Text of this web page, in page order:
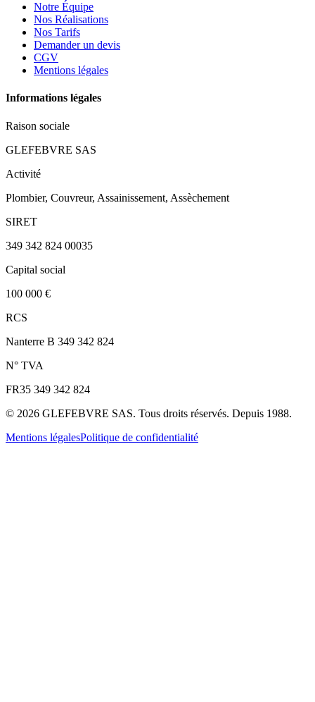
Notre Équipe
Nos Réalisations
Nos Tarifs
Demander un devis
CGV
Mentions légales
Informations légales
Raison sociale
GLEFEBVRE SAS
Activité
Plombier, Couvreur, Assainissement, Assèchement
SIRET
349 342 824 00035
Capital social
100 000 €
RCS
Nanterre B 349 342 824
N° TVA
FR35 349 342 824
© 2026 GLEFEBVRE SAS. Tous droits réservés. Depuis 1988.
Mentions légalesPolitique de confidentialité